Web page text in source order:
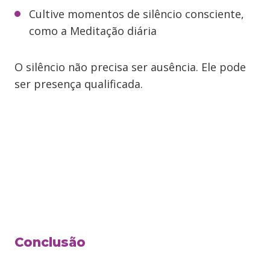
Cultive momentos de silêncio consciente,
como a Meditação diária
O silêncio não precisa ser ausência. Ele pode
ser presença qualificada.
Conclusão